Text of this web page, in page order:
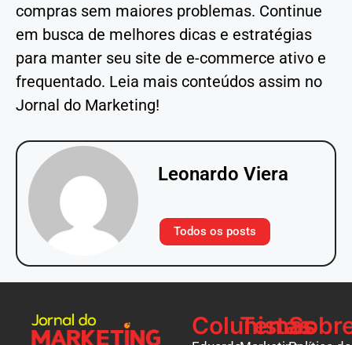
compras sem maiores problemas. Continue
em busca de melhores dicas e estratégias
para manter seu site de e-commerce ativo e
frequentado. Leia mais conteúdos assim no
Jornal do Marketing!
Leonardo Viera
Todos os posts
Colunistas
Temas